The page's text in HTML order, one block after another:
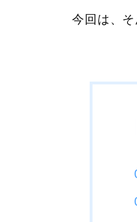
今回は、